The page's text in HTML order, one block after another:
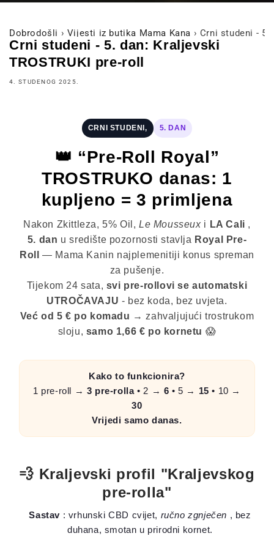
Dobrodošli › Vijesti iz butika Mama Kana › Crni studeni - 5.
Crni studeni - 5. dan: Kraljevski
TROSTRUKI pre-roll
4. STUDENOG 2025.
CRNI STUDENI, 5. DAN
👑 “Pre-Roll Royal”
TROSTRUKO danas: 1
kupljeno = 3 primljena
Nakon Zkittleza, 5% Oil,Le Mousseuxi LA Cali ,
5. dan u središte pozornosti stavlja Royal Pre-
Roll
— Mama Kanin najplemenitiji konus spreman
za pušenje.
Tijekom 24 sata, svi pre-rollovi se automatski
UTROČAVAJU - bez koda, bez uvjeta.
Već od 5 € po komadu → zahvaljujući trostrukom
sloju, samo 1,66 € po kornetu 😱
Kako to funkcionira?
1 pre-roll → 3 pre-rolla• 2 → 6 • 5 → 15 • 10 →
30
Vrijedi samo danas.
💨 Kraljevski profil "Kraljevskog
pre-rolla"
Sastav : vrhunski CBD cvijet, ručno zgnječen , bez
duhana, smotan u prirodni kornet.